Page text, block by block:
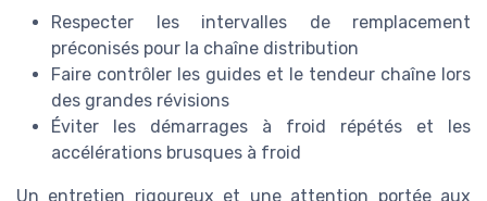
Respecter les intervalles de remplacement
préconisés pour la chaîne distribution
Faire contrôler les guides et le tendeur chaîne lors
des grandes révisions
Éviter les démarrages à froid répétés et les
accélérations brusques à froid
Un entretien rigoureux et une attention portée aux